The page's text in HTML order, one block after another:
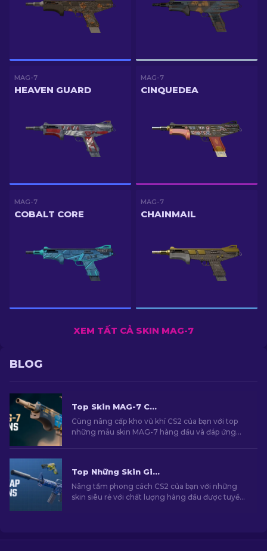
MAG-7
HEAVEN GUARD
MAG-7
CINQUEDEA
MAG-7
COBALT CORE
MAG-7
CHAINMAIL
XEM TẤT CẢ SKIN MAG-7
BLOG
Top Skin MAG-7 CS2 Cho Mọi Ngân Sách
Cùng nâng cấp kho vũ khí CS2 của bạn với top
những mẫu skin MAG-7 hàng đầu và đáp ứng
Top Những Skin Giá Rẻ Hàng Đầu Trong CS2 [2026]
Nâng tầm phong cách CS2 của bạn với những
skin siêu rẻ với chất lượng hàng đầu được tuyển